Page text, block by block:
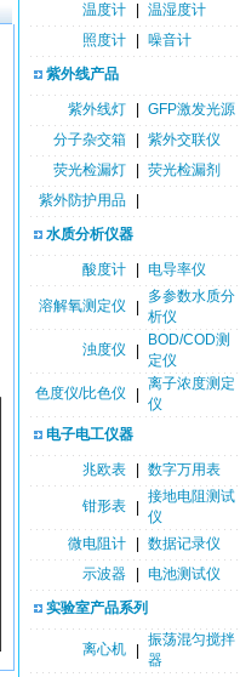
温度计
温湿度计
照度计
噪音计
紫外线产品
紫外线灯
GFP激发光源
分子杂交箱
紫外交联仪
荧光检漏灯
荧光检漏剂
紫外防护用品
水质分析仪器
酸度计 电导率仪
溶解氧测定仪
多参数水质分
析仪
浊度仪
BOD/COD测
定仪
色度仪/比色仪
离子浓度测定
仪
电子电工仪器
兆欧表 数字万用表
钳形表
接地电阻测试
仪
微电阻计
数据记录仪
示波器
电池测试仪
实验室产品系列
离心机
振荡混匀搅拌
器